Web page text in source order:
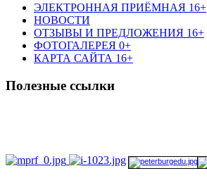
ЭЛЕКТРОННАЯ ПРИЁМНАЯ 16+
НОВОСТИ
ОТЗЫВЫ И ПРЕДЛОЖЕНИЯ 16+
ФОТОГАЛЕРЕЯ 0+
КАРТА САЙТА 16+
Полезные ссылки